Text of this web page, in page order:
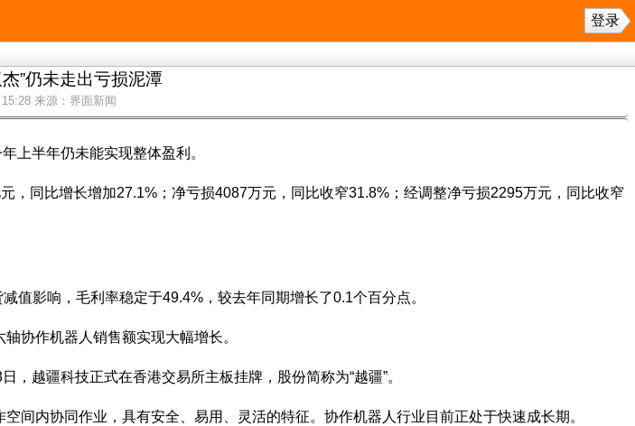
登录
”仍未走出亏损泥潭
来源：界面新闻
上半年仍未能实现整体盈利。
同比增长增加27.1%；净亏损4087万元，同比收窄31.8%；经调整净亏损2295万元，同比收窄
值影响，毛利率稳定于49.4%，较去年同期增长了0.1个百分点。
协作机器人销售额实现大幅增长。
越疆科技正式在香港交易所主板挂牌，股份简称为“越疆”。
间内协同作业，具有安全、易用、灵活的特征。协作机器人行业目前正处于快速成长期。